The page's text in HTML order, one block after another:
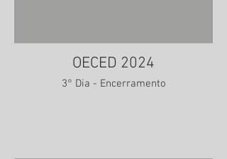
OECED 2024
3° Dia - Encerramento